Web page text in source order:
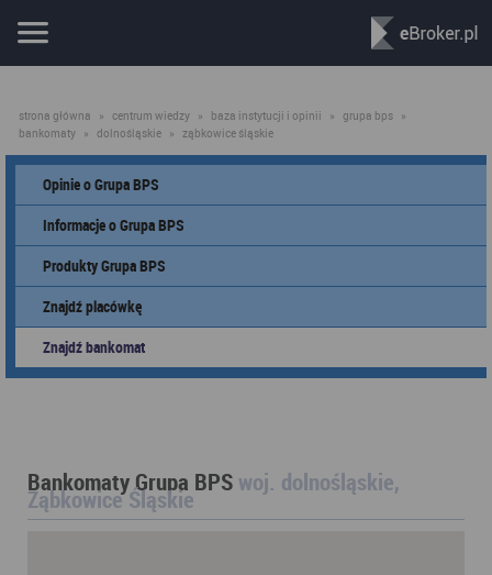
strona główna » centrum wiedzy » baza instytucji i opinii » grupa bps »
bankomaty » dolnośląskie » ząbkowice śląskie
Opinie o Grupa BPS
Informacje o Grupa BPS
Produkty Grupa BPS
Znajdź placówkę
Znajdź bankomat
Bankomaty Grupa BPS woj. dolnośląskie,
Ząbkowice Śląskie